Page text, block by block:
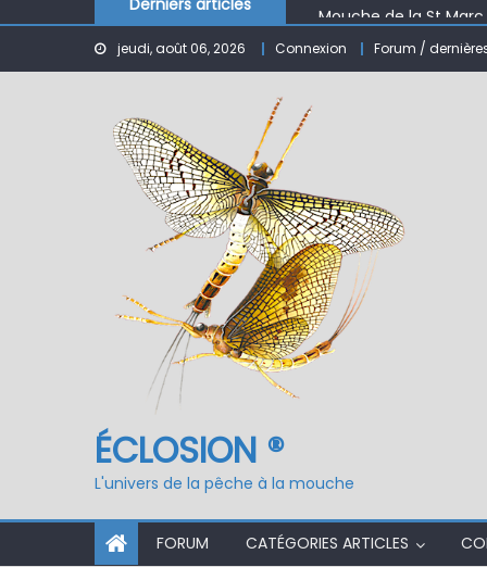
Derniers articles
Mouche de la St Marc
Le réservoir de
Nymphe pour NAV –
jeudi, août 06, 2026 Connexion Forum /
ÉCLOSION ®
L'univers de la pêche à la mouche
FORUM CATÉGORIES ARTICLES